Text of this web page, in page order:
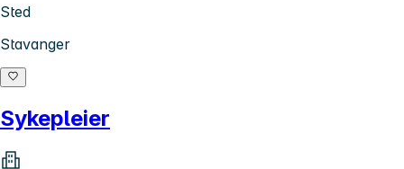
Sted
Stavanger
Sykepleier